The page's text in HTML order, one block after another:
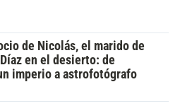
de Nicolás, el marido de
en el desierto: de
imperio a astrofotógrafo